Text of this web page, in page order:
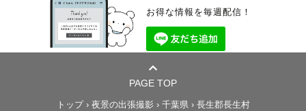
お得な情報を毎週配信！
PAGE TOP
トップ› 夜景の出張撮影 › 千葉県› 長生郡長生村